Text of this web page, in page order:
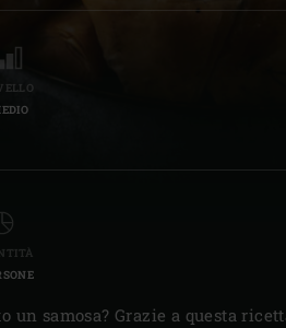
| Schweiz (Français)
un samosa? Grazie a questa